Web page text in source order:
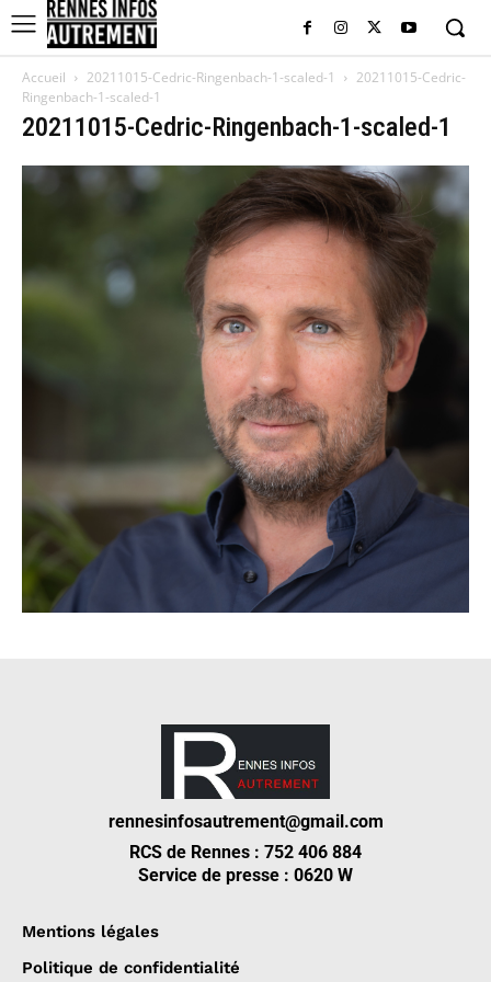
Accueil 20211015-Cedric-Ringenbach-1-scaled-1
20211015-Cedric-
Ringenbach-1-scaled-1
20211015-Cedric-Ringenbach-1-scaled-1
rennesinfosautrement@gmail.com
RCS de Rennes : 752 406 884
Service de presse : 0620 W
Mentions légales
Politique de confidentialité